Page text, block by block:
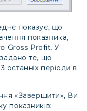
показує, що
показника,
Gross Profit. У
задано те, що
періоди в
«Завершити», Ви
показників: